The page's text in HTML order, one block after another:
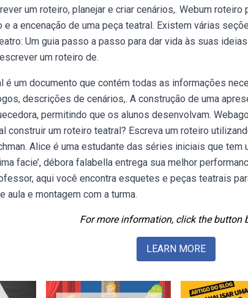
um roteiro, planejar e criar cenários,. Webum
e a encenação de uma peça teatral. Existem várias
Um guia passo a passo para dar vida às suas
um roteiro de.
é um documento que contém todas as informações
descrições de cenários,. A construção de uma
permitindo que os alunos desenvolvam.
construir um roteiro teatral? Escreva um roteiro
Alice é uma estudante das séries iniciais que
facie’, débora falabella entrega sua melhor
aqui você encontra esquetes e peças teatrais
aula e montagem com a turma.
For more information, click the button
LEARN MORE